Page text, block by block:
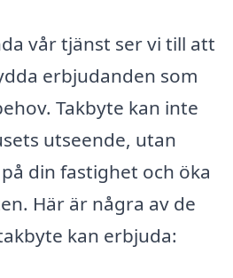
vår tjänst ser vi till att
erbjudanden som
Takbyte kan inte
utseende, utan
din fastighet och öka
Här är några av de
kan erbjuda: